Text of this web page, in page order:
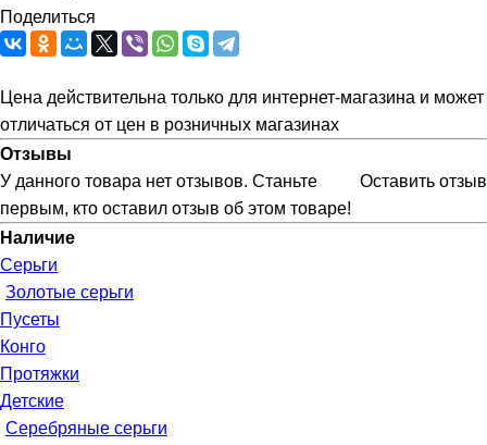
Поделиться
Цена действительна только для интернет-магазина и может
отличаться от цен в розничных магазинах
Отзывы
Оставить отзыв
У данного товара нет отзывов. Станьте
первым, кто оставил отзыв об этом товаре!
Наличие
Серьги
Золотые серьги
Пусеты
Конго
Протяжки
Детские
Серебряные серьги